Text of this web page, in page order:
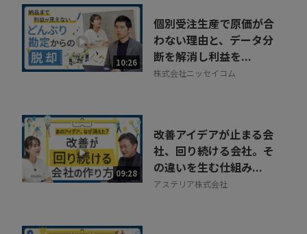
10:26
個別受注生産で原価が合
わない理由と、データ分
断を解消し利益を...
株式会社ニッセイコム
09:28
改善アイデアが止まる会
社、回り続ける会社。そ
の違いを生む仕組み...
アステリア株式会社